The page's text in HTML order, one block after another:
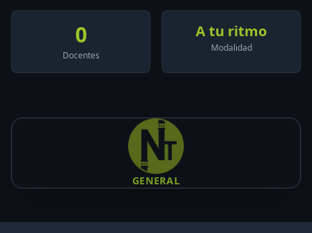
0
Docentes
A tu ritmo
Modalidad
GENERAL